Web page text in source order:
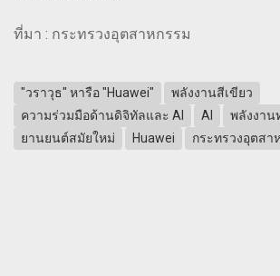
ที่มา : กระทรวงอุตสาหกรรม
"วราวุธ" หารือ "Huawei"
พลังงานสีเขียว
ความร่วมมือด้านดิจิทัลและ AI
AI
พลังงา
ยานยนต์สมัยใหม่
Huawei กระทรวงอุตสา